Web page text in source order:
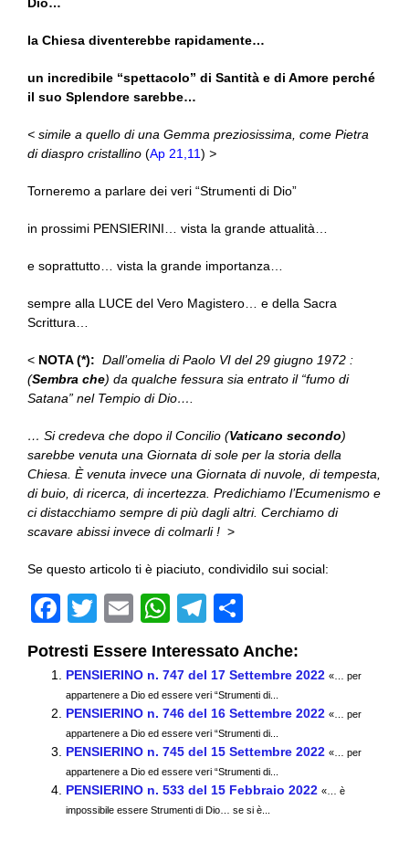
la Chiesa diventerebbe rapidamente…
un incredibile “spettacolo” di Santità e di Amore perché
il suo Splendore sarebbe…
< simile a quello di una Gemma preziosissima, come Pietra
di diaspro cristallino (Ap 21,11) >
Torneremo a parlare dei veri “Strumenti di Dio”
in prossimi PENSIERINI… vista la grande attualità…
e soprattutto… vista la grande importanza…
sempre alla LUCE del Vero Magistero… e della Sacra
Scrittura…
< NOTA (*): Dall’omelia di Paolo VI del 29 giugno 1972 :
(Sembra che) da qualche fessura sia entrato il “fumo di
Satana” nel Tempio di Dio….
… Si credeva che dopo il Concilio (Vaticano secondo)
sarebbe venuta una Giornata di sole per la storia della
Chiesa. È venuta invece una Giornata di nuvole, di tempesta,
di buio, di ricerca, di incertezza. Predichiamo l’Ecumenismo e
ci distacchiamo sempre di più dagli altri. Cerchiamo di
scavare abissi invece di colmarli ! >
Se questo articolo ti è piaciuto, condividilo sui social:
F
c
e
b
o
o
k
T
wi
tt
er
E
m
ail
W
at
s
A
p
p
T
el
e
gr
a
m
o
n
di
vi
di
Potresti Essere Interessato Anche:
PENSIERINO n. 747 del 17 Settembre 2022 «… per
appartenere a Dio ed essere veri “Strumenti di...
PENSIERINO n. 746 del 16 Settembre 2022 «… per
appartenere a Dio ed essere veri “Strumenti di...
PENSIERINO n. 745 del 15 Settembre 2022 «… per
appartenere a Dio ed essere veri “Strumenti di...
PENSIERINO n. 533 del 15 Febbraio 2022 «… è
impossibile essere Strumenti di Dio… se si è...